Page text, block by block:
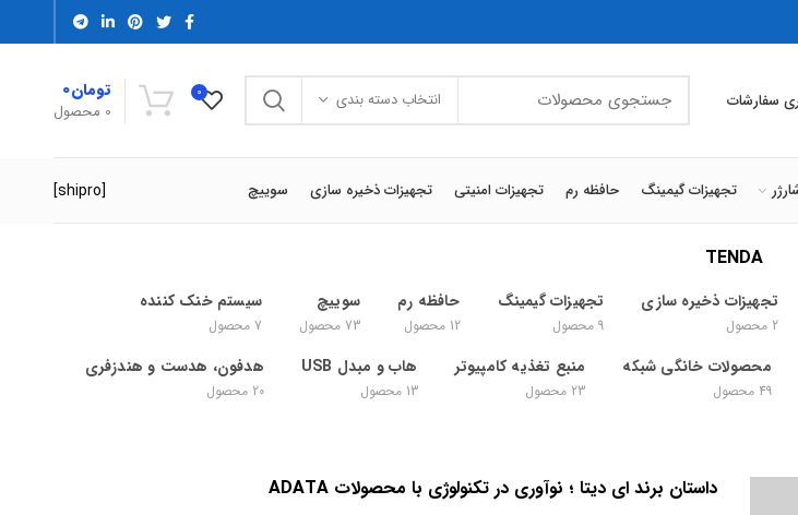
سفارشات انتخاب دسته بندی 0
0 محصول
تومان0
تجهیزات گیمینگ حافظه رم تجهیزات امنیتی تجهیزات ذخیره سازی سوییچ [shipro]
TENDA
تجهیزات ذخیره سازی
2 محصول
تجهیزات گیمینگ
9 محصول
حافظه رم
12 محصول
سوییچ
73 محصول
سیستم خنک کننده
7 محصول
محصولات خانگی شبکه
49 محصول
منبع تغذیه کامپیوتر
23 محصول
هاب و مبدل USB
13 محصول
هدفون، هدست و هندزفری
20 محصول
داستان برند ای دیتا ؛ نوآوری در تکنولوژی با محصولات ADATA